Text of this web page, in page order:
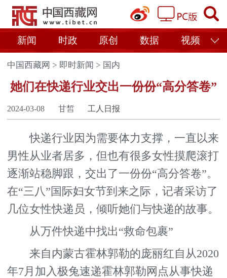
新闻 时政 原创 数据 视频
中国西藏网 > 即时新闻 > 国内
她们在快递行业交出一份份“高分答卷”
2024-03-08 甘皙 工人日报
快递行业因为需要体力支撑，一直以来
男性从业者居多，但也有很多女性摸爬滚打
逐渐站稳脚跟，交出了一份份“高分答卷”。
在“三八”国际妇女节到来之际，记者采访了
几位女性快递员，倾听她们与快递的故事。
从万件快递中找出“救命包裹”
来自内蒙古霍林郭勒的庞丽红自从2020
年7月加入极兔速递霍林郭勒网点从事快递